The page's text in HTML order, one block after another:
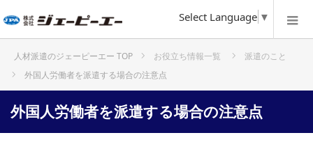
Select Language ▼
ホーム
お役立ち情報一覧
派遣のこと
外国人労働者を派遣する場合の注意点
外国人労働者を派遣する場合の注意点